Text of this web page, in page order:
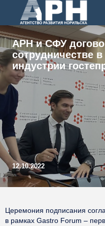
АРН и СФУ
сотрудничестве
индустрии
12.10.2022
Церемония подписания
в рамках Gastro Forum –